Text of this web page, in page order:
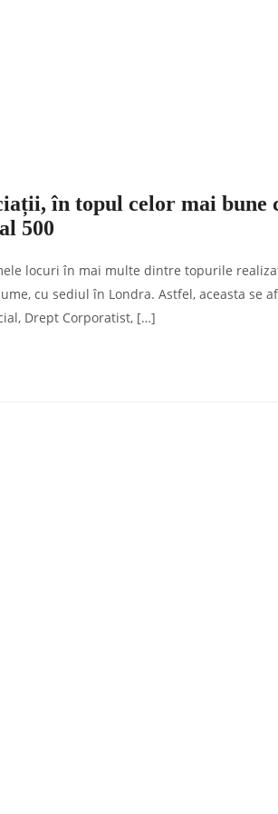
în topul celor mai bune
500
locuri în mai multe dintre topurile
cu sediul în Londra. Astfel, aceasta se
Drept Corporatist, […]